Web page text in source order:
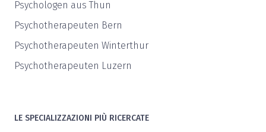
Psychologen aus Thun
Psychotherapeuten Bern
Psychotherapeuten Winterthur
Psychotherapeuten Luzern
LE SPECIALIZZAZIONI PIÙ RICERCATE